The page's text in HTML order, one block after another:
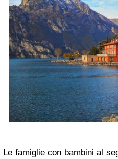
Le famiglie con bambini al